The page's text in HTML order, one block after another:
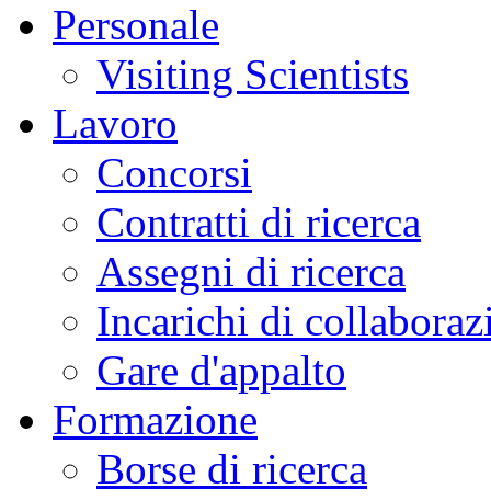
Personale
Visiting Scientists
Lavoro
Concorsi
Contratti di ricerca
Assegni di ricerca
Incarichi di
Gare d'appalto
Formazione
Borse di ricerca